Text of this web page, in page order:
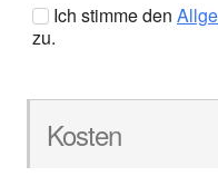
Ich stimme den
zu.
Kosten